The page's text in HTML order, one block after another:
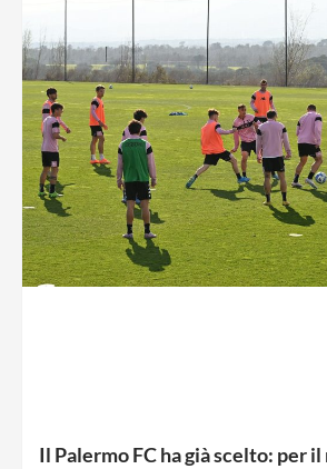
Il Palermo FC ha già scelto: per